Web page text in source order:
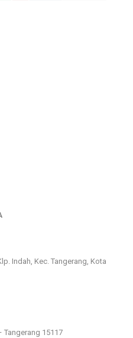
Indah, Kec. Tangerang, Kota
Tangerang 15117